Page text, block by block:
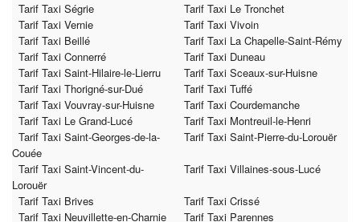
Tarif Taxi Ségrie
Tarif Taxi Le Tronchet
Tarif Taxi Vernie
Tarif Taxi Vivoin
Tarif Taxi Beillé
Tarif Taxi La Chapelle-Saint-Rémy
Tarif Taxi Connerré
Tarif Taxi Duneau
Tarif Taxi Saint-Hilaire-le-Lierru
Tarif Taxi Sceaux-sur-Huisne
Tarif Taxi Thorigné-sur-Dué
Tarif Taxi Tuffé
Tarif Taxi Vouvray-sur-Huisne
Tarif Taxi Courdemanche
Tarif Taxi Le Grand-Lucé
Tarif Taxi Montreuil-le-Henri
Tarif Taxi Saint-Georges-de-la-
Couée
Tarif Taxi Saint-Pierre-du-Lorouër
Tarif Taxi Saint-Vincent-du-
Lorouër
Tarif Taxi Villaines-sous-Lucé
Tarif Taxi Brives
Tarif Taxi Crissé
Tarif Taxi Neuvillette-en-Charnie
Tarif Taxi Parennes